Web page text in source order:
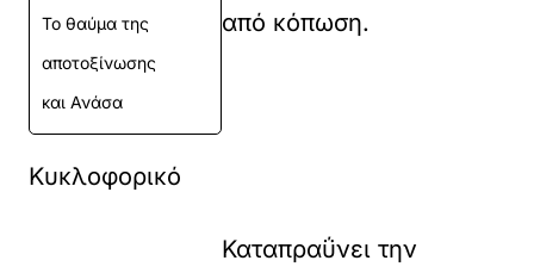
Το θαύμα της
αποτοξίνωσης
και Ανάσα
Κυκλοφορικό
από κόπωση.
Καταπραΰνει την